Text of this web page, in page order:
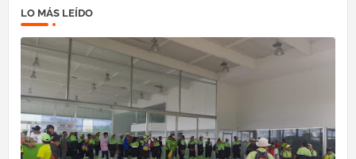
LO MÁS LEÍDO